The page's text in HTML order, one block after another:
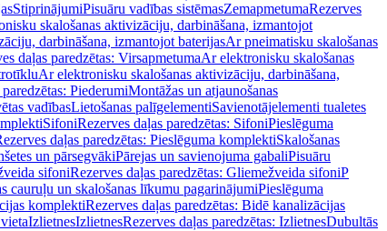
StiprinājumiPisuāru vadības sistēmasZemapmetumaRezerves
skalošanas aktivizāciju, darbināšana, izmantojot
darbināšana, izmantojot baterijasAr pneimatisku skalošanas
daļas paredzētas: VirsapmetumaAr elektronisku skalošanas
Ar elektronisku skalošanas aktivizāciju, darbināšana,
PiederumiMontāžas un atjaunošanas
vadībasLietošanas palīgelementiSavienotājelementi tualetes
SifoniRezerves daļas paredzētas: SifoniPieslēguma
daļas paredzētas: Pieslēguma komplektiSkalošanas
un pārsegvākiPārejas un savienojuma gabaliPisuāru
sifoniRezerves daļas paredzētas: Gliemežveida sifoniP
cauruļu un skalošanas līkumu pagarinājumiPieslēguma
komplektiRezerves daļas paredzētas: Bidē kanalizācijas
IzlietnesIzlietnesRezerves daļas paredzētas: IzlietnesDubultās